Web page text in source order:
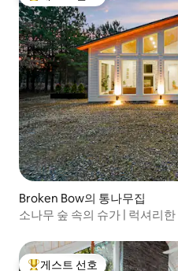
Broken Bow의 통나무집
소나무 숲 속의 슈가 | 럭셔리
게스트 선호